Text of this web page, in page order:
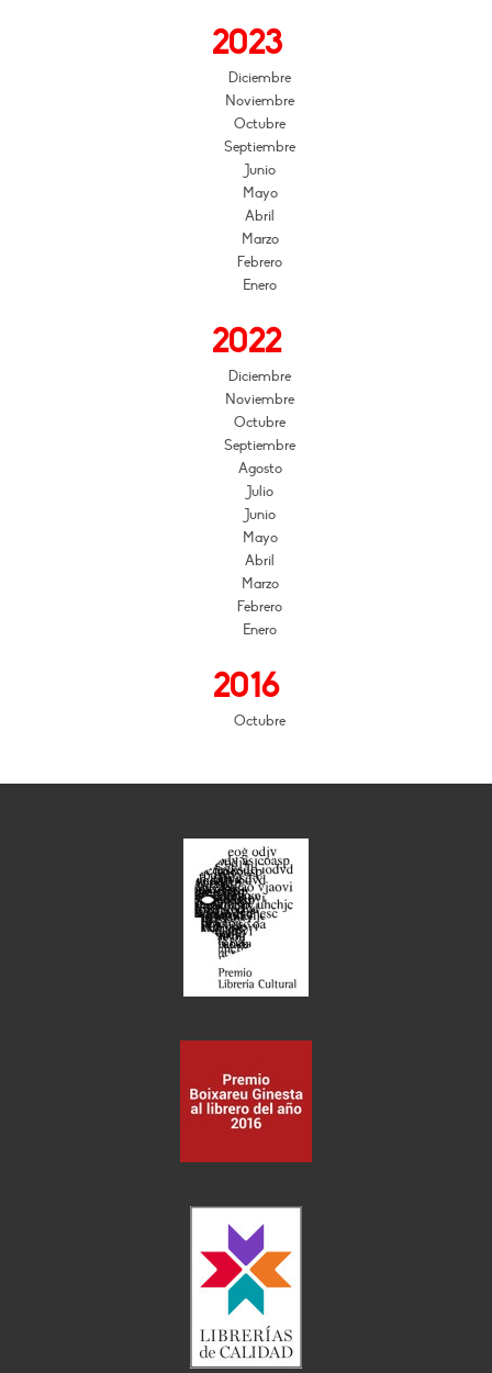
2023
Diciembre
Noviembre
Octubre
Septiembre
Junio
Mayo
Abril
Marzo
Febrero
Enero
2022
Diciembre
Noviembre
Octubre
Septiembre
Agosto
Julio
Junio
Mayo
Abril
Marzo
Febrero
Enero
2016
Octubre